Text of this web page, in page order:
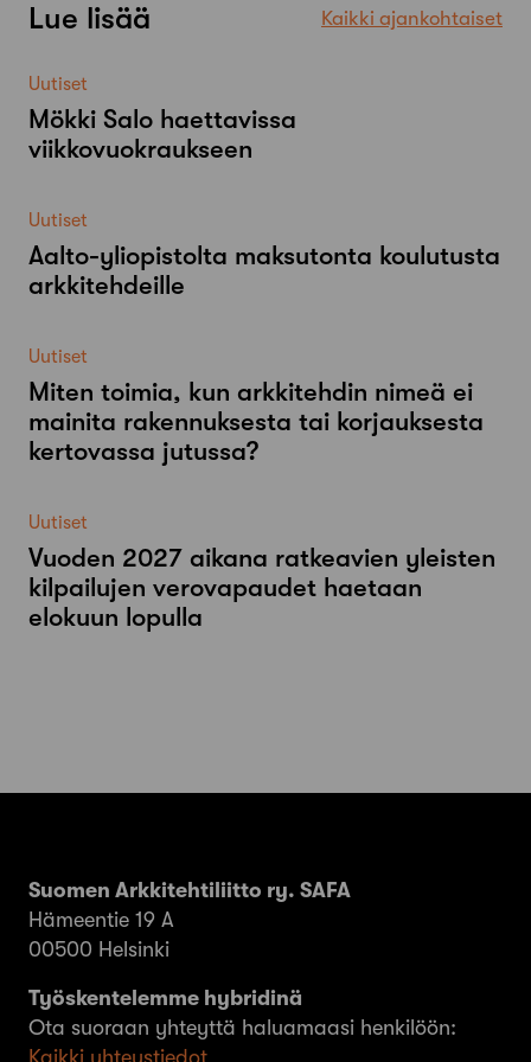
Lue lisää Kaikki ajankohtaiset
Uutiset
Mökki Salo haettavissa
viikkovuokraukseen
Uutiset
Aalto-​yliopistolta maksutonta koulutusta
arkkitehdeille
Uutiset
Miten toimia, kun arkkitehdin nimeä ei
mainita rakennuksesta tai korjauksesta
kertovassa jutussa?
Uutiset
Vuoden 2027 aikana ratkeavien yleisten
kilpailujen verovapaudet haetaan
elokuun lopulla
Suomen Arkkitehtiliitto ry. SAFA
Hämeentie 19 A
00500 Helsinki
Työskentelemme hybridinä
Ota suoraan yhteyttä haluamaasi henkilöön:
Kaikki yhteystiedot